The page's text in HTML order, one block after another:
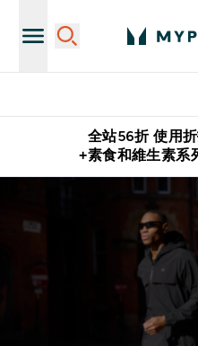
全站56折 使用
+素食和維生素系